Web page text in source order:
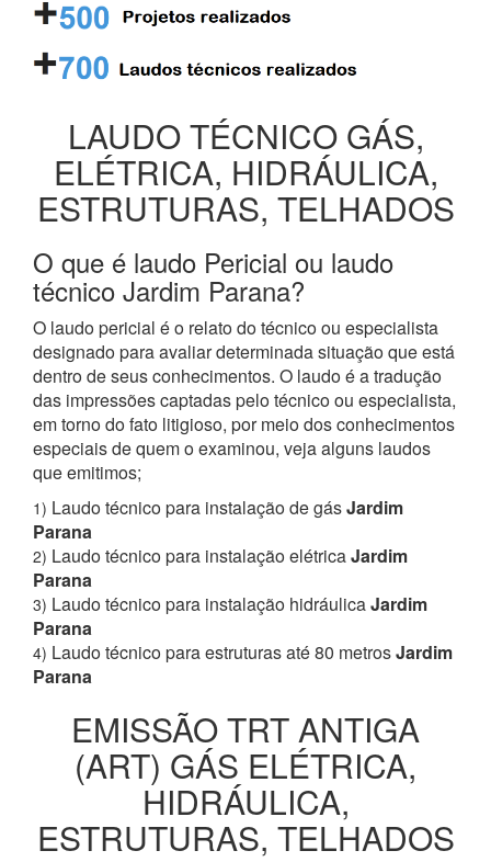
LAUDO TÉCNICO GÁS,
ELÉTRICA, HIDRÁULICA,
ESTRUTURAS, TELHADOS
O que é laudo Pericial ou laudo
técnico Jardim Parana?
O laudo pericial é o relato do técnico ou especialista
designado para avaliar determinada situação que está
dentro de seus conhecimentos. O laudo é a tradução
das impressões captadas pelo técnico ou especialista,
em torno do fato litigioso, por meio dos conhecimentos
especiais de quem o examinou, veja alguns laudos
que emitimos;
1) Laudo técnico para instalação de gásJardim
Parana
2) Laudo técnico para instalação elétricaJardim
Parana
3) Laudo técnico para instalação hidráulicaJardim
Parana
4) Laudo técnico para estruturas até 80 metrosJardim
Parana
EMISSÃO TRT ANTIGA
(ART) GÁS ELÉTRICA,
HIDRÁULICA,
ESTRUTURAS, TELHADOS